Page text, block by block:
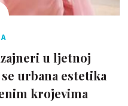
u ljetnoj
urbana estetika
krojevima